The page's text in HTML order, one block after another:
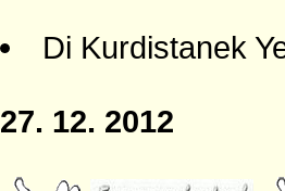
Di Kurdistanek
27. 12. 2012